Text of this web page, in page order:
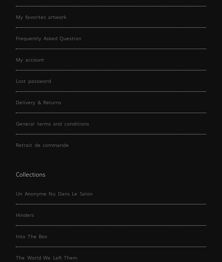
My favorites artwork
Frequently Asked Question
My account
Lost password
Delivery & Returns
General terms and conditions
Retrait de commande
Collections
Un Anonyme Nu Dans Le Salon
Hinders
Into The Box
The World We Left Them